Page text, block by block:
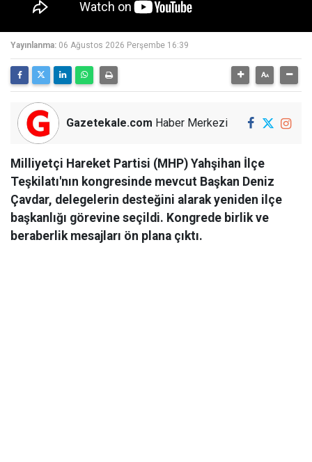
Yayınlanma: 06 Ağustos 2026 Perşembe 16:39
Gazetekale.com Haber Merkezi
Milliyetçi Hareket Partisi (MHP) Yahşihan İlçe
Teşkilatı'nın kongresinde mevcut Başkan Deniz
Çavdar, delegelerin desteğini alarak yeniden ilçe
başkanlığı görevine seçildi. Kongrede birlik ve
beraberlik mesajları ön plana çıktı.